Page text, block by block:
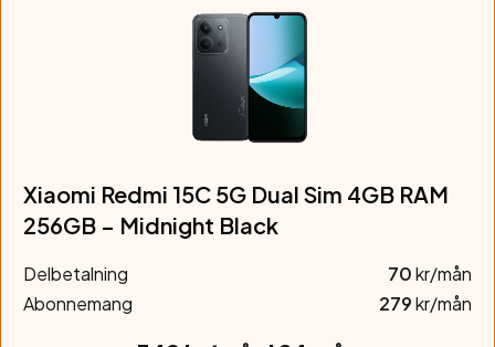
Xiaomi Redmi 15C 5G Dual Sim 4GB RAM
256GB – Midnight Black
Delbetalning 70kr/mån
Abonnemang
279kr/mån